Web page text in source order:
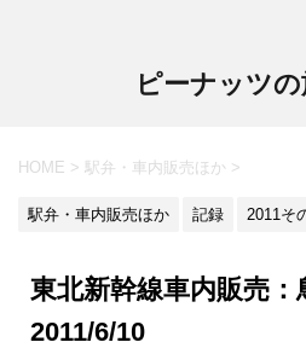
ピーナッツ
HOME > 駅弁・車内販売ほか >
駅弁・車内販売ほか 記録 2011そ
東北新幹線車内販売：
2011/6/10